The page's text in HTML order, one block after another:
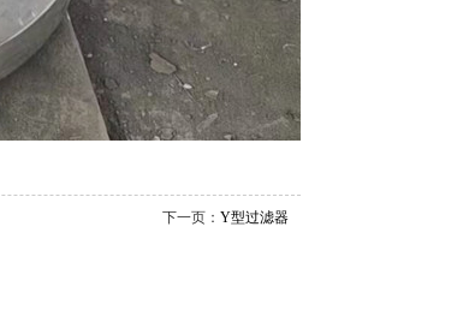
下一页： Y型过滤器